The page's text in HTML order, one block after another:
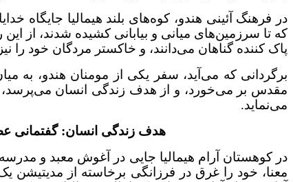
در فرهنگ آئینی هندو، کوه‌های بلند هیمالیا جایگاه
که تا سرزمین‌های میانی و بیابانی کشیده ‌شدند، از
پاک کننده گناهان می‌دانند، و خاکستر مردگان خود را
برگردانی که می‌آید، سفر یکی از مومنان هندو، به
مقدس بر می‌خورد، و از هدف زندگی انسان می‌پرسد، و
می‌نماید.
هدف زندگی انسان: گفتمانی
در کوهستان آرام هیمالیا جایی در آغوش معبد و مدرسه
معنا، خود را غرق در فرزانگی برخاسته از